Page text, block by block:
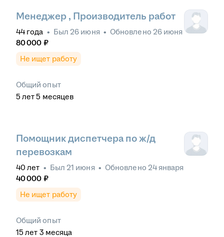
Менеджер , Производитель работ
44 года • Был 26 июня • Обновлено 26 июня
80 000 ₽
Не ищет работу
Общий опыт
5 лет 5 месяцев
Помощник диспетчера по ж/д
перевозкам
40 лет • Был 21 июня • Обновлено 24 января
40 000 ₽
Не ищет работу
Общий опыт
15 лет 3 месяца